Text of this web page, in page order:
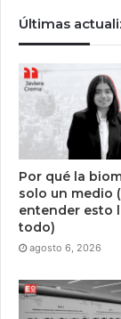
Últimas
Por qué la
solo un medio
entender esto
todo)
agosto 6, 2026